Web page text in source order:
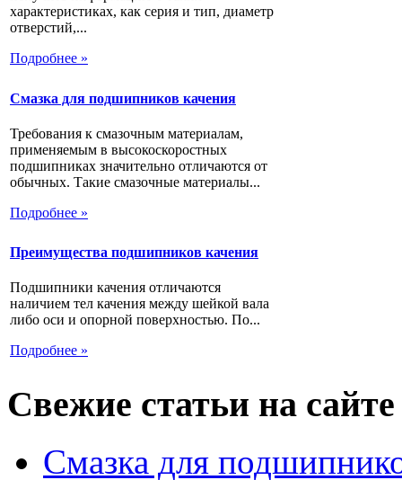
характеристиках, как серия и тип, диаметр
отверстий,...
Подробнее »
Смазка для подшипников качения
Требования к смазочным материалам,
применяемым в высокоскоростных
подшипниках значительно отличаются от
обычных. Такие смазочные материалы...
Подробнее »
Преимущества подшипников качения
Подшипники качения отличаются
наличием тел качения между шейкой вала
либо оси и опорной поверхностью. По...
Подробнее »
Свежие статьи на сайте
Смазка для